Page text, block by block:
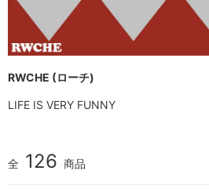
RWCHE (ローチ)
LIFE IS VERY FUNNY
全 126 商品